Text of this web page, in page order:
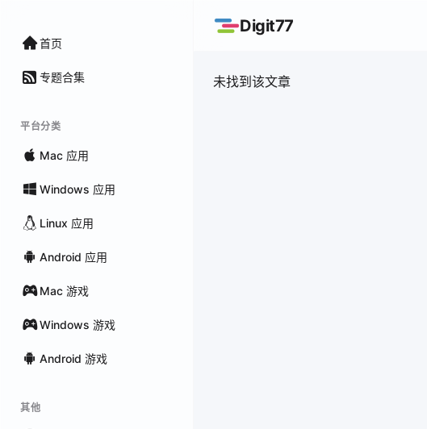
首页
专题合集
平台分类
Mac 应用
Windows 应用
Linux 应用
Android 应用
Mac 游戏
Windows 游戏
Android 游戏
其他
Digit77
未找到该文章